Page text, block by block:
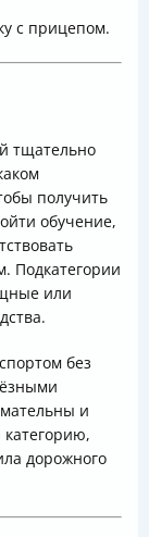
с прицепом.
тщательно
получить
обучение,
Подкатегории
или
без
и
дорожного